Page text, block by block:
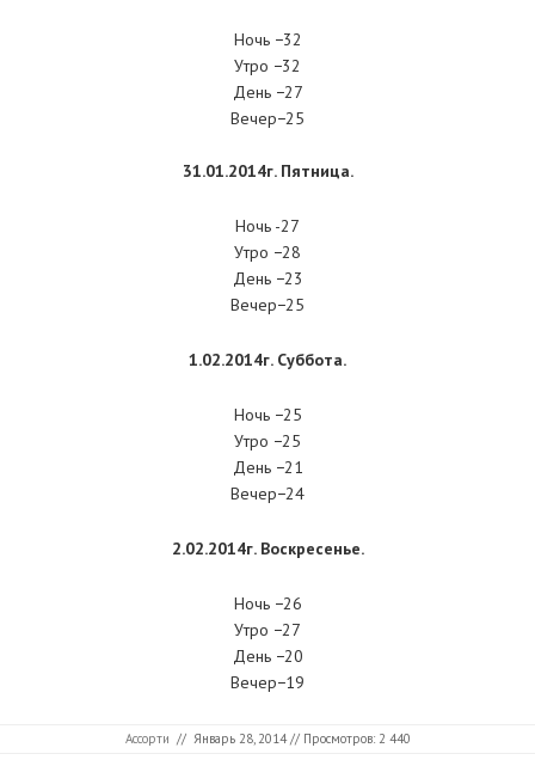
Ночь −32
Утро −32
День −27
Вечер−25
31.01.2014г. Пятница.
Ночь -27
Утро −28
День −23
Вечер−25
1.02.2014г. Суббота.
Ночь −25
Утро −25
День −21
Вечер−24
2.02.2014г. Воскресенье.
Ночь −26
Утро −27
День −20
Вечер−19
Ассорти // Январь 28, 2014// Просмотров: 2 440